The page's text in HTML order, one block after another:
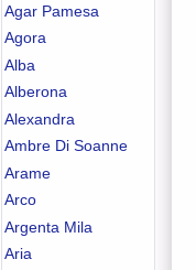
Agar Pamesa
Agora
Alba
Alberona
Alexandra
Ambre Di Soanne
Arame
Arco
Argenta Mila
Aria